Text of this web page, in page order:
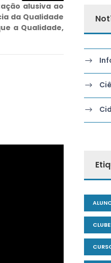
alusiva ao
da Qualidade
a Qualidade,